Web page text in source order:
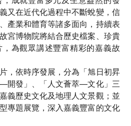
又在近代化過程中不斷蛻變，信
產業和體育等諸多面向，持續表
宮博物院將結合歷史檔案、珍貴
為觀眾講述豐富精彩的嘉義故
，依時序發展，分為「旭日初昇
開發」、「人文薈萃—文化」三
義歷史文化及地理人文景觀；並
專題展覽，深入嘉義豐富的文化